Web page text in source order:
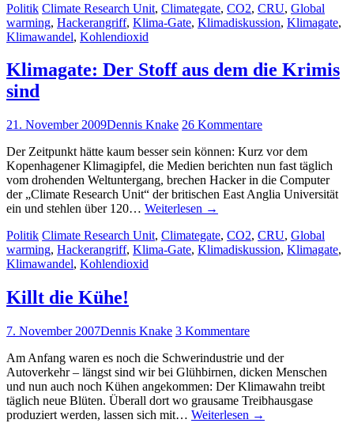
Politik Climate Research Unit, Climategate, CO2, CRU, Global
warming, Hackerangriff, Klima-Gate, Klimadiskussion, Klimagate,
Klimawandel, Kohlendioxid
Klimagate: Der Stoff aus dem die Krimis
sind
21. November 2009Dennis Knake 26 Kommentare
Der Zeitpunkt hätte kaum besser sein können: Kurz vor dem
Kopenhagener Klimagipfel, die Medien berichten nun fast täglich
vom drohenden Weltuntergang, brechen Hacker in die Computer
der „Climate Research Unit“ der britischen East Anglia Universität
ein und stehlen über 120… Weiterlesen →
Politik Climate Research Unit, Climategate, CO2, CRU, Global
warming, Hackerangriff, Klima-Gate, Klimadiskussion, Klimagate,
Klimawandel, Kohlendioxid
Killt die Kühe!
7. November 2007Dennis Knake 3 Kommentare
Am Anfang waren es noch die Schwerindustrie und der
Autoverkehr – längst sind wir bei Glühbirnen, dicken Menschen
und nun auch noch Kühen angekommen: Der Klimawahn treibt
täglich neue Blüten. Überall dort wo grausame Treibhausgase
produziert werden, lassen sich mit… Weiterlesen →